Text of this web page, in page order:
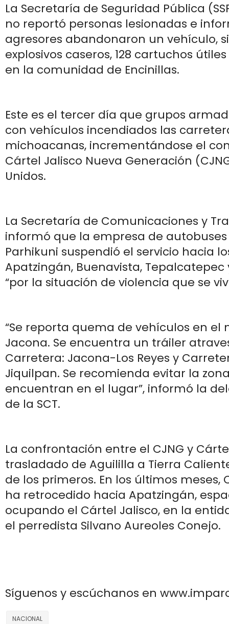
La Secretaría de Seguridad Pública
no reportó personas lesionadas e
agresores abandonaron un vehículo,
explosivos caseros, 128 cartuchos
en la comunidad de Encinillas.
Este es el tercer día que grupos
con vehículos incendiados las
michoacanas, incrementándose el
Cártel Jalisco Nueva Generación
Unidos.
La Secretaría de Comunicaciones y
informó que la empresa de
Parhikuni suspendió el servicio hacia
Apatzingán, Buenavista,
“por la situación de violencia que se
“Se reporta quema de vehículos en el
Jacona. Se encuentra un tráiler
Carretera: Jacona-Los Reyes y
Jiquilpan. Se recomienda evitar la
encuentran en el lugar”, informó la
de la SCT.
La confrontación entre el CJNG y
trasladado de Aguililla a Tierra
de los primeros. En los últimos meses,
ha retrocedido hacia Apatzingán,
ocupando el Cártel Jalisco, en la
el perredista Silvano Aureoles Conejo.
Síguenos y escúchanos en
NACIONAL